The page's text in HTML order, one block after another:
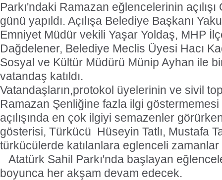
Parkı'ndaki Ramazan eğlencelerinin
günü yapıldı. Açılışa Belediye Başkanı
Emniyet Müdür vekili Yaşar Yoldaş, MHP
Dağdelener, Belediye Meclis Üyesi Hacı
Sosyal ve Kültür Müdürü Münip Ayhan ile
vatandaş katıldı.
Vatandaşların,protokol üyelerinin ve sivil
Ramazan Şenliğine fazla ilgi
açılışında en çok ilgiyi semazenler
gösterisi, Türkücü Hüseyin Tatlı, Mustafa
türkücülerde katılanlara eglenceli zamanlar
Atatürk Sahil Parkı'nda başlayan
boyunca her akşam devam edecek.